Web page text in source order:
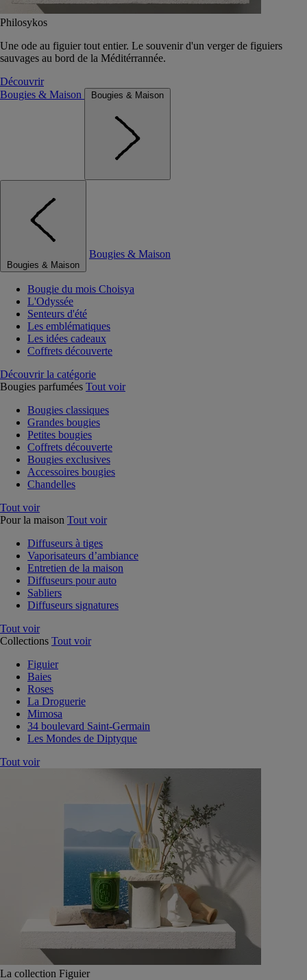
Philosykos
Une ode au figuier tout entier. Le souvenir d'un verger de figuiers
sauvages au bord de la Méditérrannée.
Découvrir
Bougies & Maison
Bougies & Maison
Bougies & Maison
Bougies & Maison
Bougie du mois Choisya
L'Odyssée
Senteurs d'été
Les emblématiques
Les idées cadeaux
Coffrets découverte
Découvrir la catégorie
Bougies parfumées Tout voir
Bougies classiques
Grandes bougies
Petites bougies
Coffrets découverte
Bougies exclusives
Accessoires bougies
Chandelles
Tout voir
Pour la maison Tout voir
Diffuseurs à tiges
Vaporisateurs d’ambiance
Entretien de la maison
Diffuseurs pour auto
Sabliers
Diffuseurs signatures
Tout voir
Collections Tout voir
Figuier
Baies
Roses
La Droguerie
Mimosa
34 boulevard Saint-Germain
Les Mondes de Diptyque
Tout voir
La collection Figuier